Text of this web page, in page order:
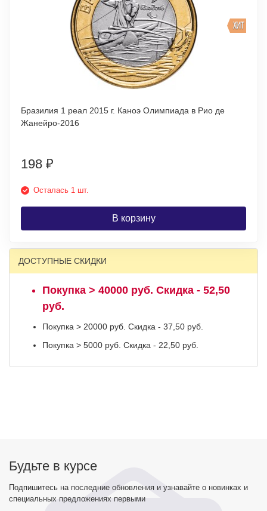
ХИТ
Бразилия 1 реал 2015 г. Каноэ Олимпиада в Рио де
Жанейро-2016
198 ₽
Осталась 1 шт.
В корзину
ДОСТУПНЫЕ СКИДКИ
Покупка > 40000 руб. Скидка - 52,50
руб.
Покупка > 20000 руб. Скидка - 37,50 руб.
Покупка > 5000 руб. Скидка - 22,50 руб.
Будьте в курсе
Подпишитесь на последние обновления и узнавайте о новинках и
специальных предложениях первыми